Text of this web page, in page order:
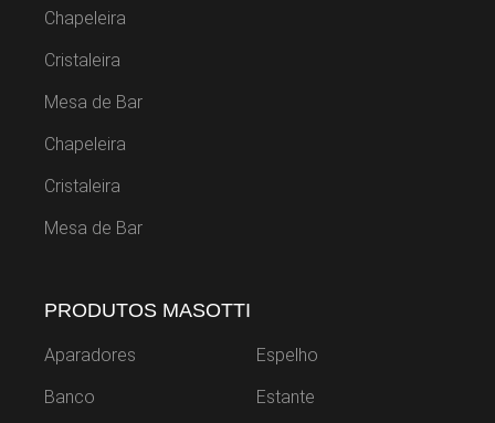
Chapeleira
Cristaleira
Mesa de Bar
Chapeleira
Cristaleira
Mesa de Bar
PRODUTOS MASOTTI
Aparadores
Banco
Espelho
Estante